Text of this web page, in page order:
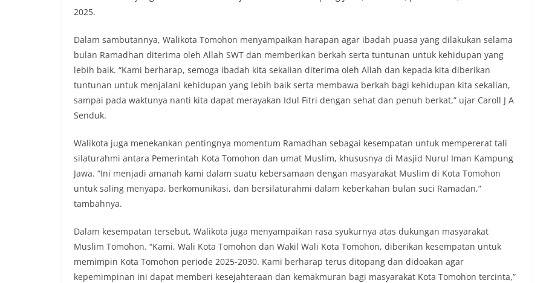
2025.
Dalam sambutannya, Walikota Tomohon menyampaikan harapan agar ibadah puasa yang dilakukan selama
bulan Ramadhan diterima oleh Allah SWT dan memberikan berkah serta tuntunan untuk kehidupan yang
lebih baik. “Kami berharap, semoga ibadah kita sekalian diterima oleh Allah dan kepada kita diberikan
tuntunan untuk menjalani kehidupan yang lebih baik serta membawa berkah bagi kehidupan kita sekalian,
sampai pada waktunya nanti kita dapat merayakan Idul Fitri dengan sehat dan penuh berkat,” ujar Caroll J A
Senduk.
Walikota juga menekankan pentingnya momentum Ramadhan sebagai kesempatan untuk mempererat tali
silaturahmi antara Pemerintah Kota Tomohon dan umat Muslim, khususnya di Masjid Nurul Iman Kampung
Jawa. “Ini menjadi amanah kami dalam suatu kebersamaan dengan masyarakat Muslim di Kota Tomohon
untuk saling menyapa, berkomunikasi, dan bersilaturahmi dalam keberkahan bulan suci Ramadan,”
tambahnya.
Dalam kesempatan tersebut, Walikota juga menyampaikan rasa syukurnya atas dukungan masyarakat
Muslim Tomohon. “Kami, Wali Kota Tomohon dan Wakil Wali Kota Tomohon, diberikan kesempatan untuk
memimpin Kota Tomohon periode 2025-2030. Kami berharap terus ditopang dan didoakan agar
kepemimpinan ini dapat memberi kesejahteraan dan kemakmuran bagi masyarakat Kota Tomohon tercinta,”